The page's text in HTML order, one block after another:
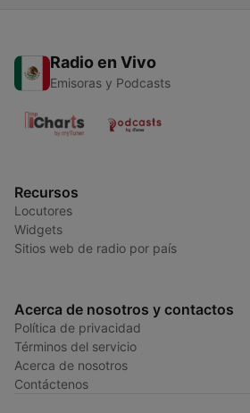
Radio en Vivo
Emisoras y Podcasts
Recursos
Locutores
Widgets
Sitios web de radio por país
Acerca de nosotros y contactos
Política de privacidad
Términos del servicio
Acerca de nosotros
Contáctenos